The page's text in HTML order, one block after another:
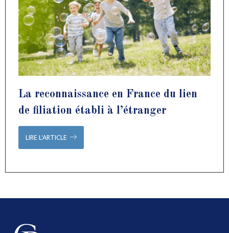
La reconnaissance en France du lien
de filiation établi à l’étranger
LIRE L'ARTICLE